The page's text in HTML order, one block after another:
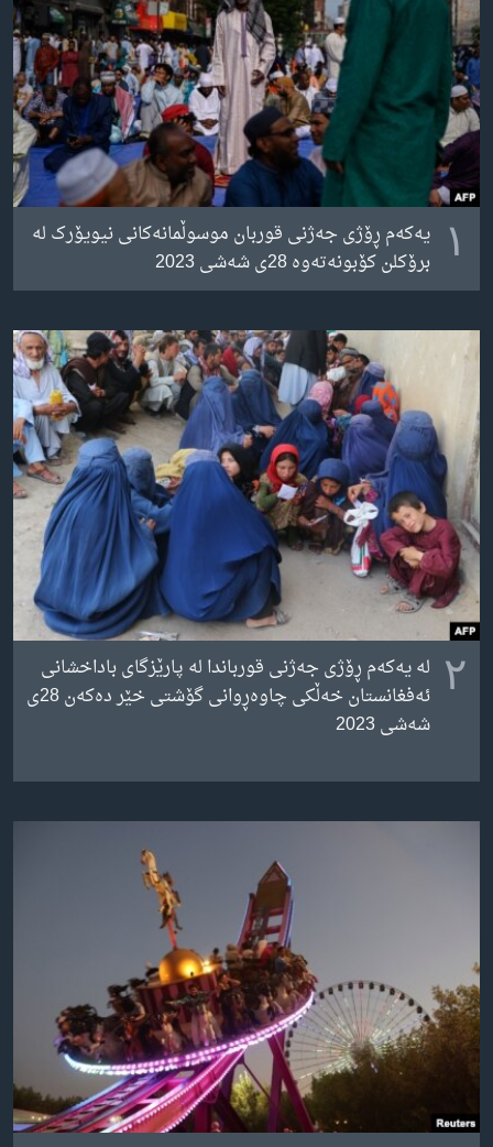
ژیان لە فەرهەنگدا
Learning English
FOLLOW US
زمانه‌کان
١ یەکەم ڕۆژی جەژنی قوربان موسوڵمانەکانی نیویۆرک لە
برۆکلن کۆبونەتەوە 28ی شەشی 2023
٢ لە یەکەم ڕۆژی جەژنی قورباندا لە پارێزگای باداخشانی
ئەفغانستان خەڵکی چاوەڕوانی گۆشتی خێر دەکەن 28ی
شەشی 2023